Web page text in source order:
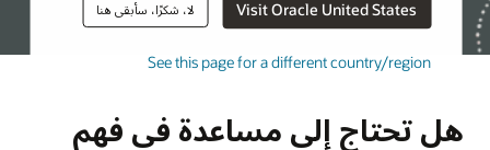
Visit Oracle United States لا، شكرًا، سأبقى هنا
See this page for a different country/region
هل تحتاج إلى مساعدة في فهم